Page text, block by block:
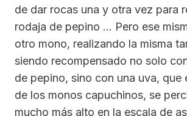
de dar rocas una y otra vez para
rodaja de pepino … Pero ese
otro mono, realizando la misma
siendo recompensado no solo
de pepino, sino con una uva, que
de los monos capuchinos, se
mucho más alto en la escala de